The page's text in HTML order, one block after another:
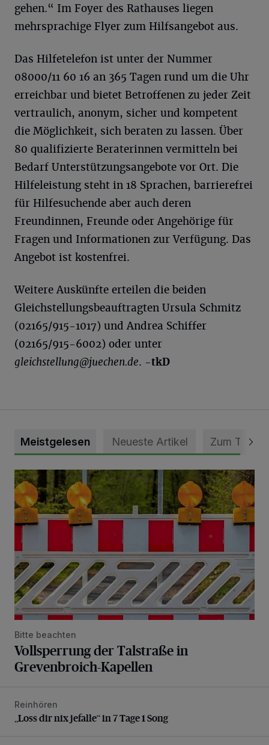
gehen.“ Im Foyer des Rathauses liegen
mehrsprachige Flyer zum Hilfsangebot aus.
Das Hilfetelefon ist unter der Nummer
08000/11 60 16 an 365 Tagen rund um die Uhr
erreichbar und bietet Betroffenen zu jeder Zeit
vertraulich, anonym, sicher und kompetent
die Möglichkeit, sich beraten zu lassen. Über
80 qualifizierte Beraterinnen vermitteln bei
Bedarf Unterstützungsangebote vor Ort. Die
Hilfeleistung steht in 18 Sprachen, barrierefrei
für Hilfesuchende aber auch deren
Freundinnen, Freunde oder Angehörige für
Fragen und Informationen zur Verfügung. Das
Angebot ist kostenfrei.
Weitere Auskünfte erteilen die beiden
Gleichstellungsbeauftragten Ursula Schmitz
(02165/915-1017) und Andrea Schiffer
(02165/915-6002) oder unter
gleichstellung@juechen.de. -tkD
Meistgelesen Neueste Artikel Zum Thema
Vollsperrung der Talstraße in Grevenbroich-Kapellen
Bitte beachten
Vollsperrung der Talstraße in
Grevenbroich-Kapellen
„Loss dir nix jefalle“ in 7 Tage 1 Song
Reinhören
„Loss dir nix jefalle“ in 7 Tage 1 Song